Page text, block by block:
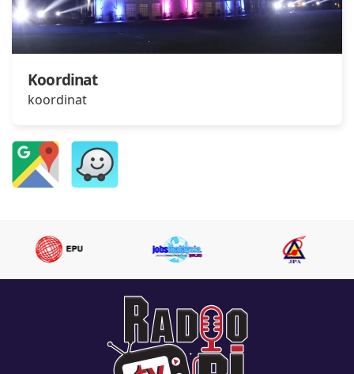
Koordinat
koordinat